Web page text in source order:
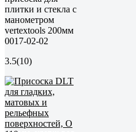
плитки и стекла с
манометром
vertextools 200мм
0017-02-02
3.5(10)